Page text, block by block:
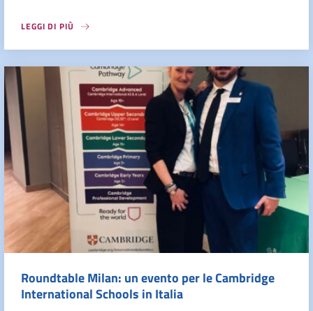
LEGGI DI PIÙ
Roundtable Milan: un evento per le Cambridge
International Schools in Italia